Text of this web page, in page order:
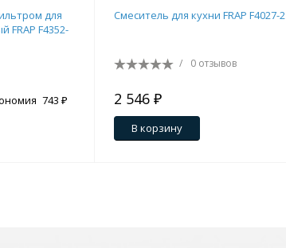
для
F4352-
743 ₽
Смеситель для кухни FRAP F4027-2
/ 0 отзывов
2 546 ₽
В корзину